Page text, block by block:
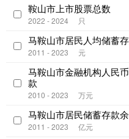
鞍山市上市股票总数
2022 - 2024 只
马鞍山市居民人均储蓄
2011 - 2023 元
马鞍山市金融机构人民
款
2010 - 2023 万元
马鞍山市居民储蓄存款
2011 - 2023 亿元